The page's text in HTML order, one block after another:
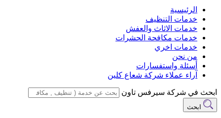
الرئيسية
خدمات التنظيف
خدمات الاثاث والعفش
خدمات مكافحة الحشرات
خدمات اخري
من نحن
أسئلة واستفسارات
آراء عملاء شركة شعاع كلين
ابحث في شركة سيرفس تاون
ابحث